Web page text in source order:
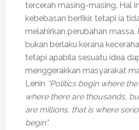
tercerah masing-masing. Hal
kebebasan berfikir, tetapi ia
melahirkan perubahan massa.
bukan berlaku kerana
tetapi apabila sesuatu idea
menggerakkan masyarakat
Lenin “Politics begin where
where there are thousands,
are millions, that is where
begin”.